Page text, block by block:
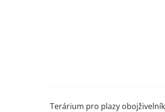
Terárium pro plazy